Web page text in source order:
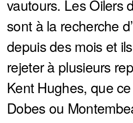
vautours. Les Oilers
sont à la recherche
depuis des mois et
rejeter à plusieurs
Kent Hughes, que
Dobes ou